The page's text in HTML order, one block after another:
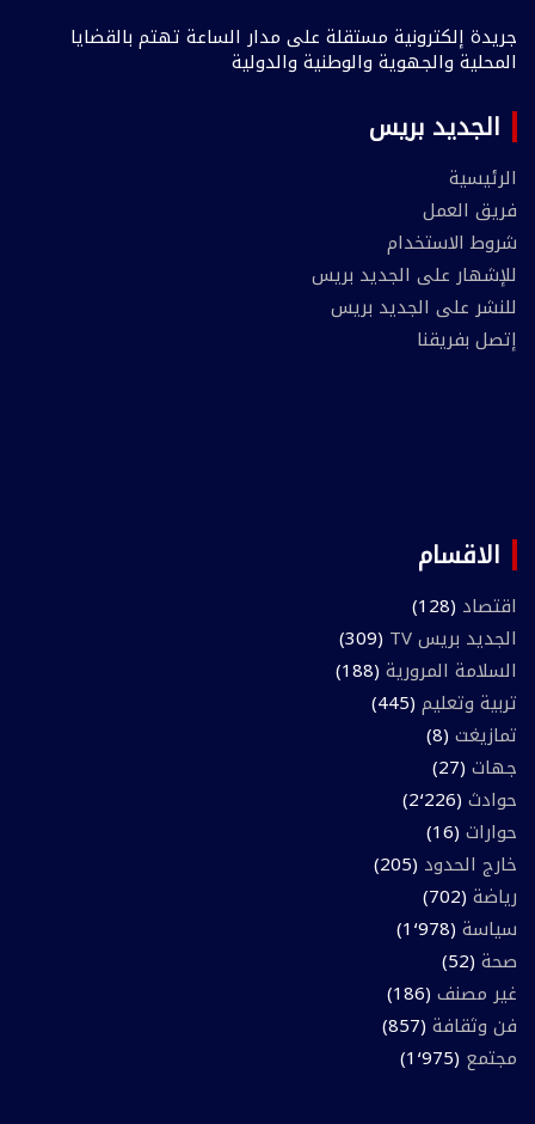
جريدة إلكترونية مستقلة على مدار الساعة تهتم بالقضايا
المحلية والجهوية والوطنية والدولية
الجديد بريس
الرئيسية
فريق العمل
شروط الاستخدام
للإشهار على الجديد بريس
للنشر على الجديد بريس
إتصل بفريقنا
الاقسام
اقتصاد (128)
الجديد بريس TV
(309)
السلامة المرورية (188)
تربية وتعليم (445)
تمازيغت (8)
جهات (27)
حوادث (2٬226)
حوارات (16)
خارج الحدود (205)
رياضة (702)
سياسة (1٬978)
صحة (52)
غير مصنف (186)
فن وثقافة (857)
مجتمع (1٬975)